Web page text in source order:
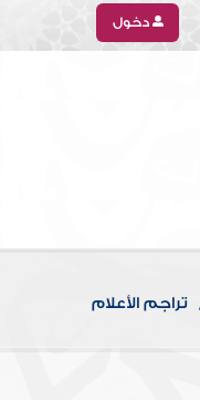
دخول
تراجم الأعلام